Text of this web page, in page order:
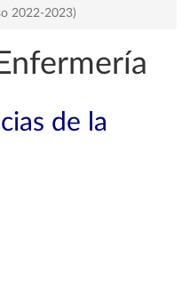
2022-2023)
de la